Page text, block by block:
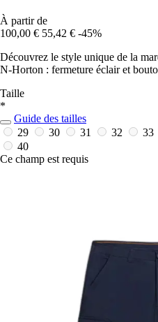
À partir de
100,00 € 55,42 € -45%
Découvrez le style unique de la
N-Horton : fermeture éclair et
Taille
*
Guide des tailles
29
30 31 32 33
40
Ce champ est requis